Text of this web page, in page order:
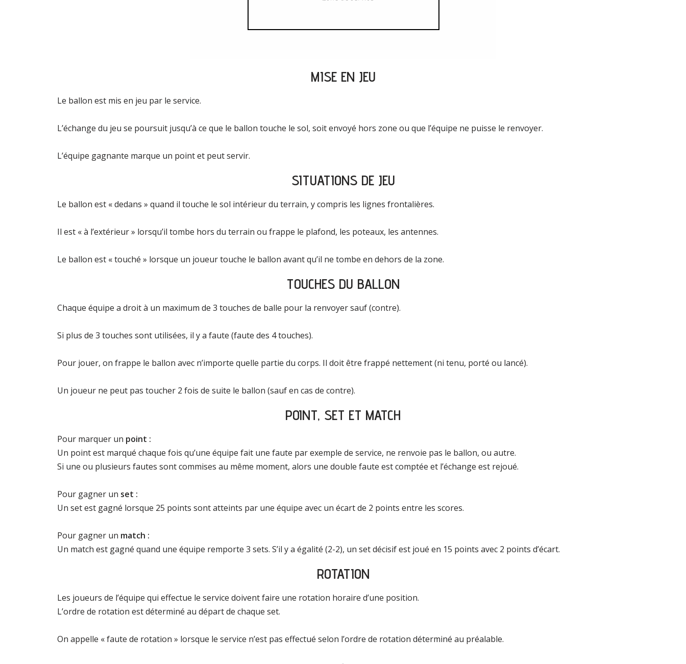
MISE EN JEU
Le ballon est mis en jeu par le service.
L’échange du jeu se poursuit jusqu’à ce que le ballon touche le sol, soit envoyé hors zone ou que l’équipe ne puisse le renvoyer.
L’équipe gagnante marque un point et peut servir.
SITUATIONS DE JEU
Le ballon est « dedans » quand il touche le sol intérieur du terrain, y compris les lignes frontalières.
Il est « à l’extérieur » lorsqu’il tombe hors du terrain ou frappe le plafond, les poteaux, les antennes.
Le ballon est « touché » lorsque un joueur touche le ballon avant qu’il ne tombe en dehors de la zone.
TOUCHES DU BALLON
Chaque équipe a droit à un maximum de 3 touches de balle pour la renvoyer sauf (contre).
Si plus de 3 touches sont utilisées, il y a faute (faute des 4 touches).
Pour jouer, on frappe le ballon avec n’importe quelle partie du corps. Il doit être frappé nettement (ni tenu, porté ou lancé).
Un joueur ne peut pas toucher 2 fois de suite le ballon (sauf en cas de contre).
POINT, SET ET MATCH
Pour marquer un point :
Un point est marqué chaque fois qu’une équipe fait une faute par exemple de service, ne renvoie pas le ballon, ou autre.
Si une ou plusieurs fautes sont commises au même moment, alors une double faute est comptée et l’échange est rejoué.
Pour gagner un set :
Un set est gagné lorsque 25 points sont atteints par une équipe avec un écart de 2 points entre les scores.
Pour gagner un match :
Un match est gagné quand une équipe remporte 3 sets. S’il y a égalité (2-2), un set décisif est joué en 15 points avec 2 points d’écart.
ROTATION
Les joueurs de l’équipe qui effectue le service doivent faire une rotation horaire d’une position.
L’ordre de rotation est déterminé au départ de chaque set.
On appelle « faute de rotation » lorsque le service n’est pas effectué selon l’ordre de rotation déterminé au préalable.